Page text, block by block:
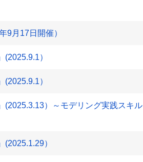
9月17日開催）
）
）
(2025.3.13）～モデリング実践スキル
）